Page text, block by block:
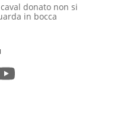
donato non si
in bocca